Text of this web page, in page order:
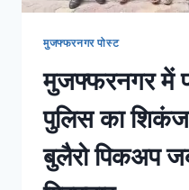
मुजफ्फरनगर पोस्ट
मुजफ्फरनगर में
पुलिस का
बुलैरो पिकअप